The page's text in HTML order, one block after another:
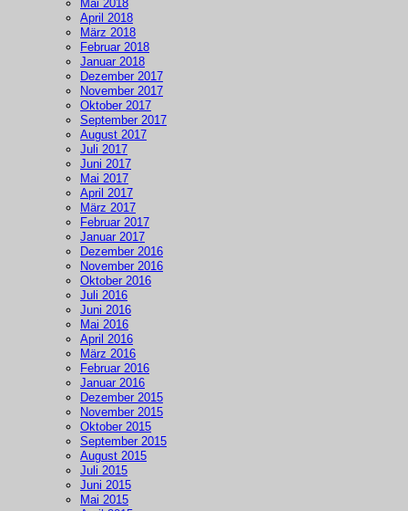
Mai 2018
April 2018
März 2018
Februar 2018
Januar 2018
Dezember 2017
November 2017
Oktober 2017
September 2017
August 2017
Juli 2017
Juni 2017
Mai 2017
April 2017
März 2017
Februar 2017
Januar 2017
Dezember 2016
November 2016
Oktober 2016
Juli 2016
Juni 2016
Mai 2016
April 2016
März 2016
Februar 2016
Januar 2016
Dezember 2015
November 2015
Oktober 2015
September 2015
August 2015
Juli 2015
Juni 2015
Mai 2015